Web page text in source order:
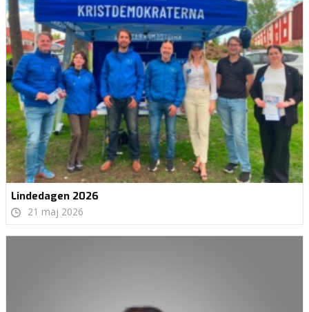
Lindedagen 2026
21 maj 2026